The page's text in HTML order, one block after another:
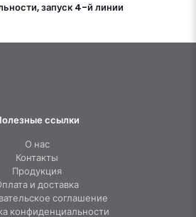
запуск 4-й линии
ссылки
О нас
Контакты
Продукция
и доставка
соглашение
конфиденциальности